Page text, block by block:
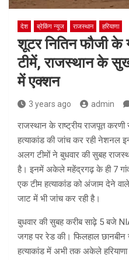
देश ब्रेकिंग न्यूज राजस्थान हरियाणा
शूटर नितिन फौजी के
टीमें, राजस्थान के
में एक्शन
3 years ago admin
राजस्थान के राष्ट्रीय राजपूत
हत्याकांड की जांच कर रही नेशनल
अलग टीमों ने बुधवार की सुबह
है। इनमें अकेले महेंद्रगढ़ के ही 7
एक टीम हत्याकांड को अंजाम देने
जाट में भी जांच कर रही है।
बुधवार की सुबह करीब साढ़े 5 बजे
जगह पर रेड की। फिलहाल छानबीन
हत्याकांड में अभी तक अकेले हरियाणा